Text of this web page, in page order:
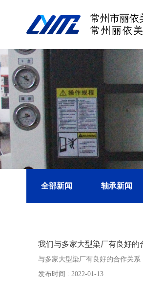
常州市丽依
常州丽依
全部新闻 轴承新闻
我们与多家大型染厂有良好的
与多家大型染厂有良好的合作关
发布时间 : 2022-01-13